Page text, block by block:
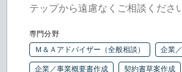
テップから遠慮なくご相談くださ
専門分野
Ｍ＆Ａアドバイザー（全般相談）
企業
企業／事業概要書作成 契約書草案作成